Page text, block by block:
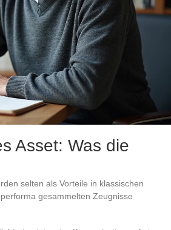
Asset: Was die
selten als Vorteile in klassischen
gesammelten Zeugnisse